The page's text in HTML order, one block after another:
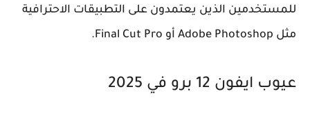
للمستخدمين الذين يعتمدون على التطبيقات الاحترافية
مثل Adobe Photoshop أو Final Cut Pro.
عيوب ايفون 12 برو في 2025